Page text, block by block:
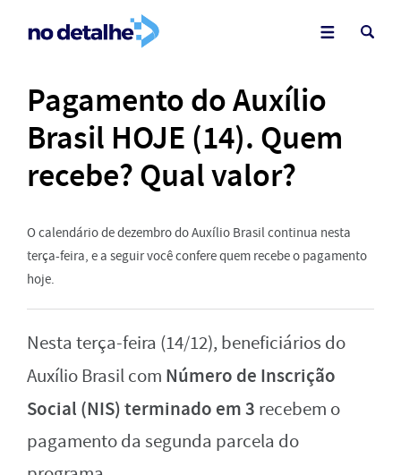
Pagamento do Auxílio
Brasil HOJE (14). Quem
recebe? Qual valor?
O calendário de dezembro do Auxílio Brasil continua nesta
terça-feira, e a seguir você confere quem recebe o pagamento
hoje.
Nesta terça-feira (14/12), beneficiários do
Auxílio Brasil com Número de Inscrição
Social (NIS) terminado em 3 recebem o
pagamento da segunda parcela do